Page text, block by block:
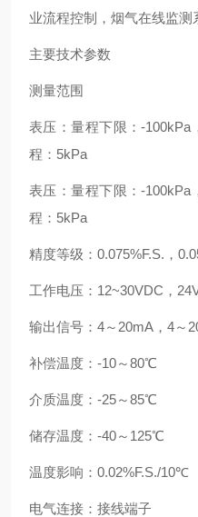
业流程控制，烟气在线监测
主要技术参数
测量范围
表压：量程下限：-100kPa
程：5kPa
表压：量程下限：-100kPa
程：5kPa
精度等级： 0.075%F.S.，
工作电压： 12~30VDC，
输出信号： 4～20mA，4～
补偿温度： -10～80℃
介质温度： -25～85℃
储存温度： -40～125℃
温度影响： 0.02%F.S./10℃
电气连接： 接线端子